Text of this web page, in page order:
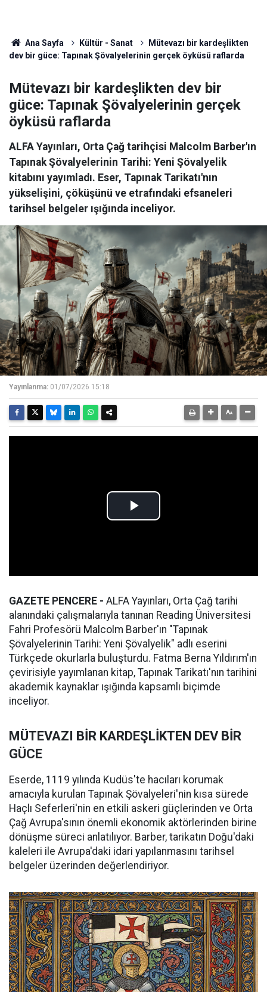
Ana Sayfa Kültür - Sanat
Mütevazı bir kardeşlikten
dev bir güce: Tapınak Şövalyelerinin gerçek öyküsü raflarda
Mütevazı bir kardeşlikten dev bir
güce: Tapınak Şövalyelerinin gerçek
öyküsü raflarda
ALFA Yayınları, Orta Çağ tarihçisi Malcolm Barber'ın
Tapınak Şövalyelerinin Tarihi: Yeni Şövalyelik
kitabını yayımladı. Eser, Tapınak Tarikatı'nın
yükselişini, çöküşünü ve etrafındaki efsaneleri
tarihsel belgeler ışığında inceliyor.
Yayınlanma: 01/07/2026 15:18
GAZETE PENCERE - ALFA Yayınları, Orta Çağ tarihi
alanındaki çalışmalarıyla tanınan Reading Üniversitesi
Fahri Profesörü Malcolm Barber'ın "Tapınak
Şövalyelerinin Tarihi: Yeni Şövalyelik" adlı eserini
Türkçede okurlarla buluşturdu. Fatma Berna Yıldırım'ın
çevirisiyle yayımlanan kitap, Tapınak Tarikatı'nın tarihini
akademik kaynaklar ışığında kapsamlı biçimde
inceliyor.
MÜTEVAZI BİR KARDEŞLİKTEN DEV BİR
GÜCE
Eserde, 1119 yılında Kudüs'te hacıları korumak
amacıyla kurulan Tapınak Şövalyeleri'nin kısa sürede
Haçlı Seferleri'nin en etkili askeri güçlerinden ve Orta
Çağ Avrupa'sının önemli ekonomik aktörlerinden birine
dönüşme süreci anlatılıyor. Barber, tarikatın Doğu'daki
kaleleri ile Avrupa'daki idari yapılanmasını tarihsel
belgeler üzerinden değerlendiriyor.